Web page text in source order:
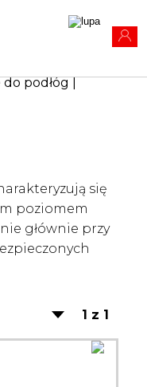
podłóg|
się
poziomem
głównie przy
1 z 1